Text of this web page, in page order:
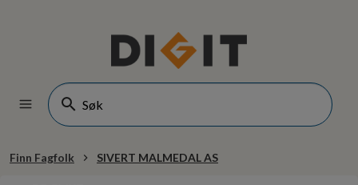
Finn Fagfolk SIVERT MALMEDAL AS